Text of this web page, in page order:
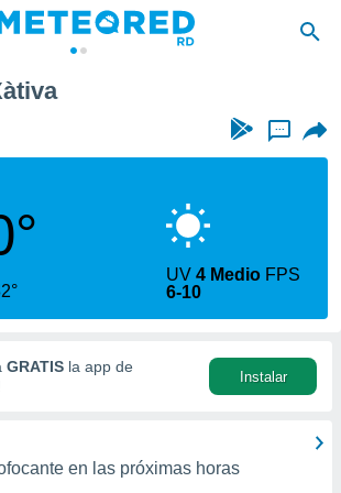
...
UV4 Medio FPS
6-10
GRATIS la app de
Instalar
en las próximas horas